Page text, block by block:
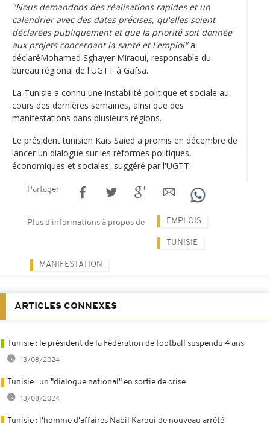
"Nous demandons des réalisations rapides et un
calendrier avec des dates précises, qu'elles soient
déclarées publiquement et que la priorité soit donnée
aux projets concernant la santé et l'emploi"a
déclaréMohamed Sghayer Miraoui, responsable du
bureau régional de l'UGTT à Gafsa.
La Tunisie a connu une instabilité politique et sociale au
cours des dernières semaines, ainsi que des
manifestations dans plusieurs régions.
Le président tunisien Kais Saied a promis en décembre de
lancer un dialogue sur les réformes politiques,
économiques et sociales, suggéré par l'UGTT.
Partager
Plus d'informations à propos de EMPLOIS
TUNISIE
MANIFESTATION
ARTICLES CONNEXES
Tunisie : le président de la Fédération de football suspendu 4 ans
13/08/2024
Tunisie : un "dialogue national" en sortie de crise
13/08/2024
Tunisie : l'homme d'affaires Nabil Karoui de nouveau arrêté